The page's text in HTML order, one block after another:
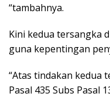
“tambahnya.
Kini kedua tersangka
guna kepentingan
“Atas tindakan kedua
Pasal 435 Subs Pasal